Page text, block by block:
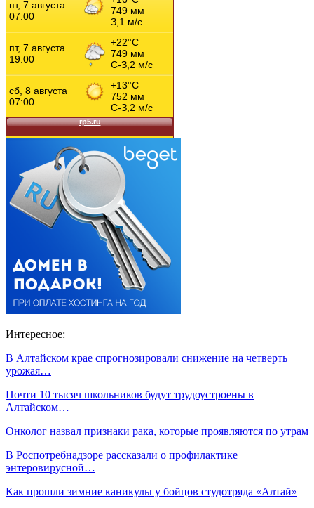
Интересное:
В Алтайском крае спрогнозировали снижение на четверть
урожая…
Почти 10 тысяч школьников будут трудоустроены в
Алтайском…
Онколог назвал признаки рака, которые проявляются по утрам
В Роспотребнадзоре рассказали о профилактике
энтеровирусной…
Как прошли зимние каникулы у бойцов студотряда «Алтай»